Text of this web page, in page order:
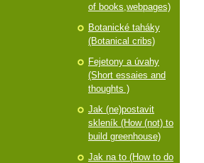
of books,webpages)
Botanické taháky
(Botanical cribs)
Fejetony a úvahy
(Short essaies and
thoughts )
Jak (ne)postavit
skleník (How (not) to
build greenhouse)
Jak na to (How to do